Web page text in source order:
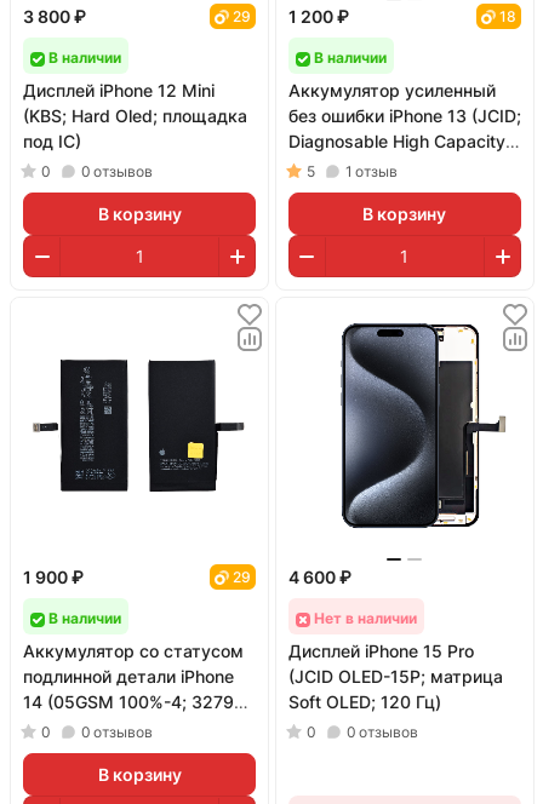
3 800 ₽ 29
В наличии
Дисплей iPhone 12 Mini
(KBS; Hard Oled; площадка
под IC)
0 0 отзывов
В корзину
1 200 ₽ 18
В наличии
Аккумулятор усиленный
без ошибки iPhone 13 (JCID;
Diagnosable High Capacity;
3500 мАч)
5 1 отзыв
В корзину
1 900 ₽ 29
В наличии
Аккумулятор со статусом
подлинной детали iPhone
14 (05GSM 100%-4; 3279
мАч; гарантия 1 год)
0 0 отзывов
В корзину
4 600 ₽
Нет в наличии
Дисплей iPhone 15 Pro
(JCID OLED-15P; матрица
Soft OLED; 120 Гц)
0 0 отзывов